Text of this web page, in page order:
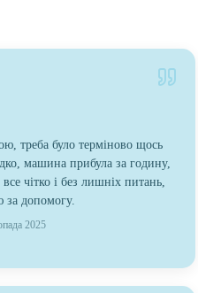
треба було терміново щось
машина прибула за годину,
чітко і без лишніх питань,
за допомогу.
2025